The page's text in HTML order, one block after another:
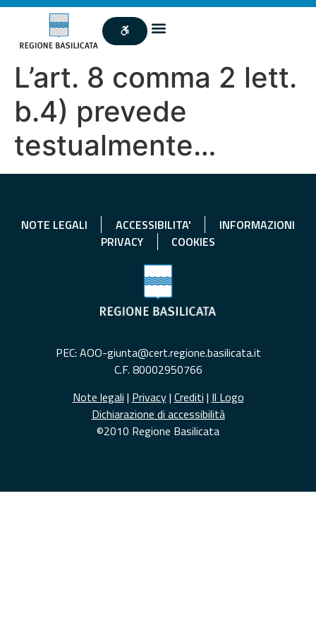
L’art. 8 comma 2 lett.
b.4) prevede
testualmente…
NOTE LEGALI ACCESSIBILITA'
INFORMAZIONI
PRIVACY
COOKIES
PEC: AOO-giunta@cert.regione.basilicata.it
C.F. 80002950766
Note legali | Privacy| Crediti | Il Logo
Dichiarazione di accessibilità
©2010 Regione Basilicata